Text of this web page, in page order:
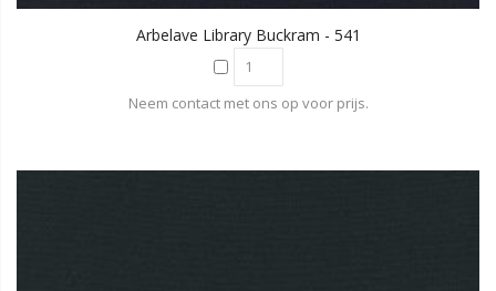
Arbelave Library Buckram - 541
Neem contact met ons op voor prijs.